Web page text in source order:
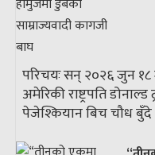
परिचयः सन् २०२६ जुन १८
अमेरिकी राष्ट्रपति डोनाल्ड
पेजेश्कियान बिच चौध बुँदे